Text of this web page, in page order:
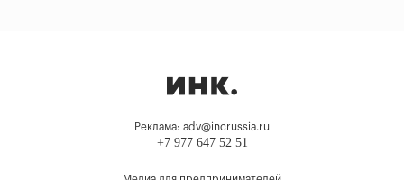
Реклама: adv@incrussia.ru
+7 977 647 52 51